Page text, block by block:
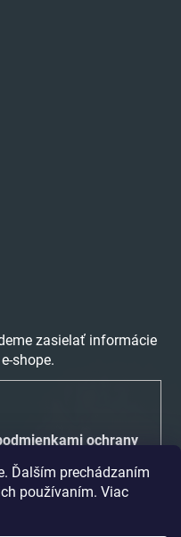
Ďalším prechádzaním
používaním. Viac
zasielať informácie
shope.
ochrany